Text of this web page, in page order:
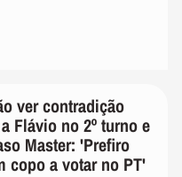
ver contradição
Flávio no 2º turno e
Master: 'Prefiro
copo a votar no PT'